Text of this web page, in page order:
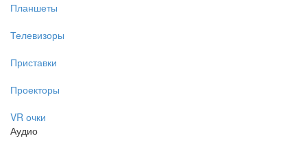
Планшеты
Телевизоры
Приставки
Проекторы
VR очки
Аудио